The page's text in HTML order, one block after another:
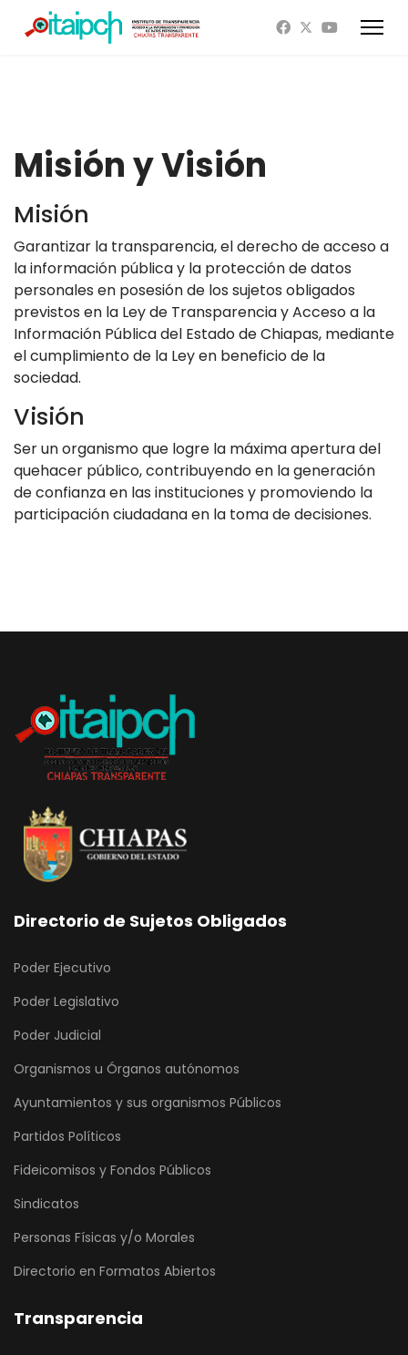
Misión y Visión
Misión
Garantizar la transparencia, el derecho de acceso a
la información pública y la protección de datos
personales en posesión de los sujetos obligados
previstos en la Ley de Transparencia y Acceso a la
Información Pública del Estado de Chiapas, mediante
el cumplimiento de la Ley en beneficio de la
sociedad.
Visión
Ser un organismo que logre la máxima apertura del
quehacer público, contribuyendo en la generación
de confianza en las instituciones y promoviendo la
participación ciudadana en la toma de decisiones.
Directorio de Sujetos Obligados
Poder Ejecutivo
Poder Legislativo
Poder Judicial
Organismos u Órganos autónomos
Ayuntamientos y sus organismos Públicos
Partidos Políticos
Fideicomisos y Fondos Públicos
Sindicatos
Personas Físicas y/o Morales
Directorio en Formatos Abiertos
Transparencia